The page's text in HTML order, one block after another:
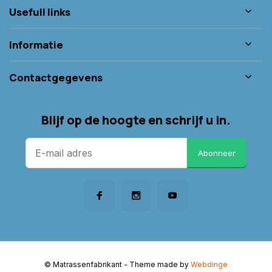
Usefull links
Informatie
Contactgegevens
Blijf op de hoogte en schrijf u in.
Abonneer
© Matrassenfabrikant - Theme made by Webdinge